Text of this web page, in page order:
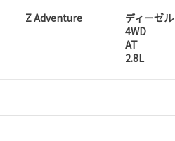
Z Adventure
ディーゼル
4WD
AT
2.8L